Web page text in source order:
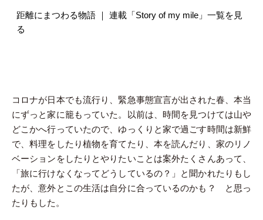
距離にまつわる物語 ｜ 連載「Story of my mile」一覧を見
る
コロナが日本でも流行り、緊急事態宣言が出された春、本当
にずっと家に籠もっていた。以前は、時間を見つけては山や
どこかへ行っていたので、ゆっくりと家で過ごす時間は新鮮
で、料理をしたり植物を育てたり、本を読んだり、家のリノ
ベーションをしたりとやりたいことは案外たくさんあって、
「旅に行けなくなってどうしているの？」と聞かれたりもし
たが、意外とこの生活は自分に合っているのかも？ と思っ
たりもした。